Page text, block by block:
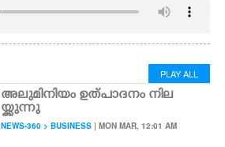
PLAY ALL
അലുമിനിയം ഉത്പാദനം നില
യ്ക്കുന്നു
NEWS-360 > BUSINESS | MON MAR, 12:01 AM